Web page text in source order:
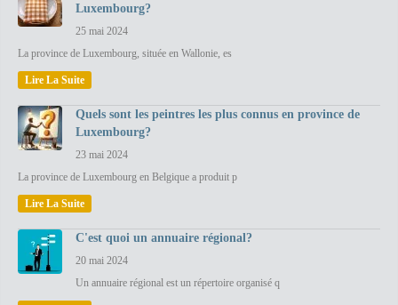
Luxembourg?
25 mai 2024
La province de Luxembourg, située en Wallonie, es
Lire La Suite
Quels sont les peintres les plus connus en province de
Luxembourg?
23 mai 2024
La province de Luxembourg en Belgique a produit p
Lire La Suite
C'est quoi un annuaire régional?
20 mai 2024
Un annuaire régional est un répertoire organisé q